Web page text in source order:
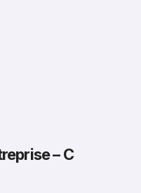
– C